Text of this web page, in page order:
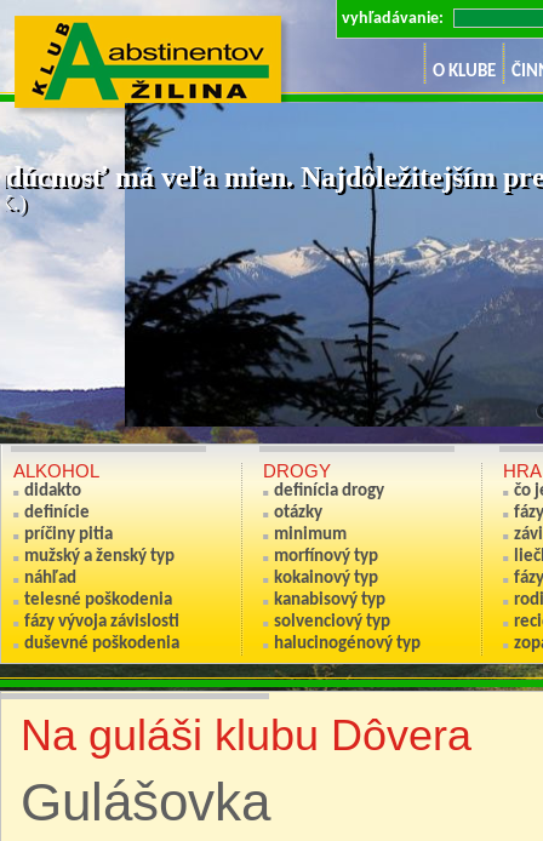
vyhľadávanie:
má veľa mien. Najdôležitejším
Ak nie si
(Anton
O KLUBE
ALKOHOL
didakto
definície
príčiny pitia
mužský a ženský typ
náhľad
telesné poškodenia
fázy vývoja závislosti
duševné poškodenia
DROGY
definícia drogy
otázky
minimum
morfínový typ
kokainový typ
kanabisový typ
solvenciový typ
halucinogénový typ
HRA
čo
Na guláši klubu Dôvera
Gulášovka